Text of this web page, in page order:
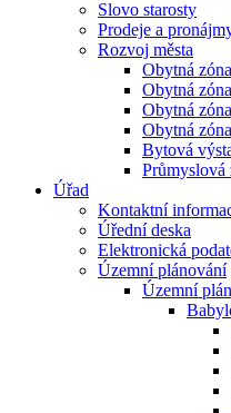
Slovo starosty
Prodeje a
Rozvoj města
Obytná
Obytná
Obytná
Obytná
Bytová
Průmyslová
Úřad
Kontaktní
Úřední deska
Elektronická
Územní plánování
Územní